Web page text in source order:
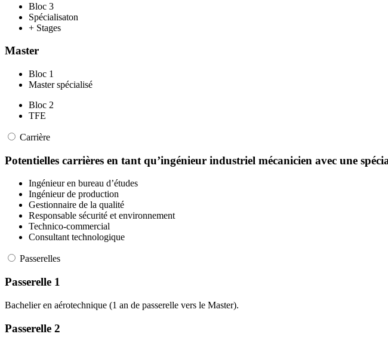
Bloc 3
Spécialisaton
+ Stages
Master
Bloc 1
Master spécialisé
Bloc 2
TFE
Carrière
Potentielles carrières en tant qu’ingénieur industriel mécanicien avec une
Ingénieur en bureau d’études
Ingénieur de production
Gestionnaire de la qualité
Responsable sécurité et environnement
Technico-commercial
Consultant technologique
Passerelles
Passerelle 1
Bachelier en aérotechnique (1 an de passerelle vers le Master).
Passerelle 2